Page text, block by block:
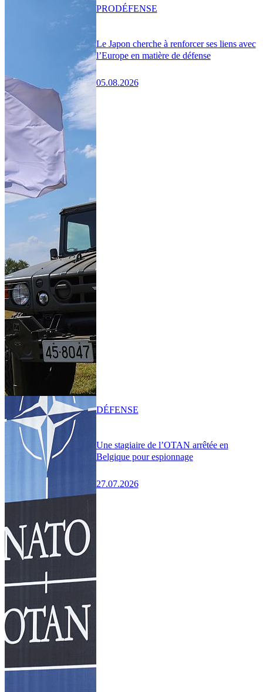
Le Japon cherche à renforcer ses liens avec
l’Europe en matière de défense
05.08.2026
PRODÉFENSE
Une stagiaire de l’OTAN arrêtée en
Belgique pour espionnage
27.07.2026
DÉFENSE